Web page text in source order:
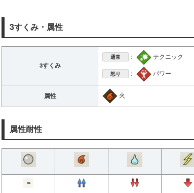
3すくみ・属性
3すくみ
通常 ： テクニック
怒り ： パワー
属性 火
属性耐性